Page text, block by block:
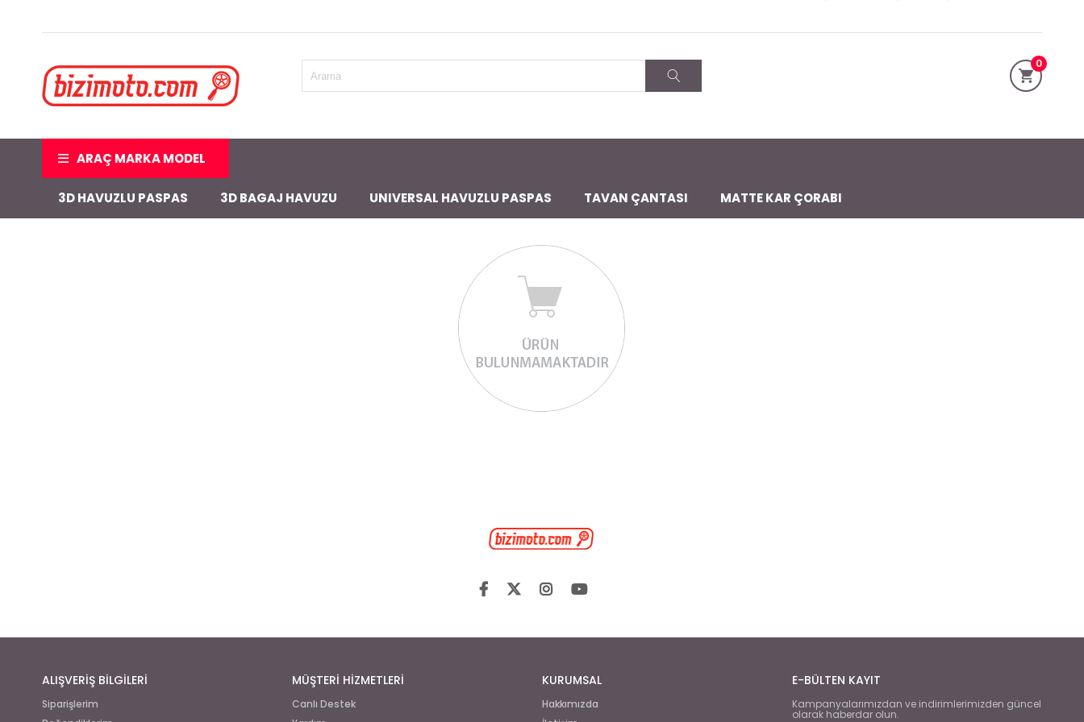
0
ARAÇ MARKA MODEL
3D HAVUZLU PASPAS 3D BAGAJ HAVUZU UNIVERSAL HAVUZLU PASPAS TAVAN ÇANTASI MATTE KAR ÇORABI
ALIŞVERİŞ BİLGİLERİ
Siparişlerim
MÜŞTERİ HİZMETLERİ
Canlı Destek
KURUMSAL
Hakkımızda
E-BÜLTEN KAYIT
Kampanyalarımızdan ve indirimlerimizden güncel
olarak haberdar olun.